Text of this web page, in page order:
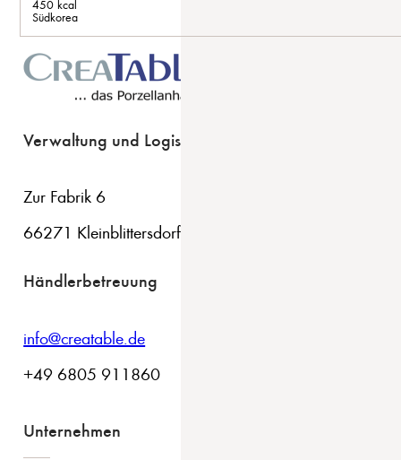
450 kcal
Südkorea
Verwaltung und Logistik
Zur Fabrik 6
66271 Kleinblittersdorf
Händlerbetreuung
info@creatable.de
+49 6805 911860
Unternehmen